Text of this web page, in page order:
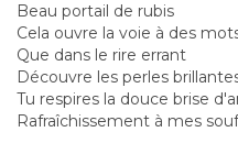
Beau portail de rubis
Cela ouvre la voie à des
Que dans le rire errant
Découvre les perles
Tu respires la douce brise
Rafraîchissement à mes